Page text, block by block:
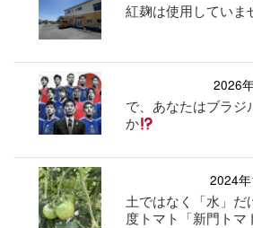
紅麹は使用していま
2026
で、あなたはブラジ
か
2024
土ではなく「水」だ
度トマト「新門トマ